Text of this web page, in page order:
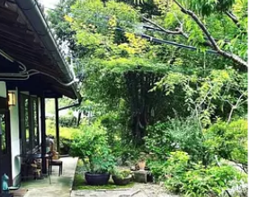
してみま...